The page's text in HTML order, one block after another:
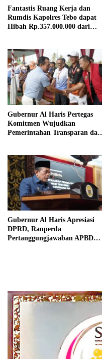
Fantastis Ruang Kerja dan
Rumdis Kapolres Tebo dapat
Hibah Rp.357.000.000 dari
Gubernur Al Haris Pertegas
Komitmen Wujudkan
Pemerintahan Transparan dan
Gubernur Al Haris Apresiasi
DPRD, Ranperda
Pertanggungjawaban APBD